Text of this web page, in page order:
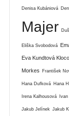
Denisa Kubániová
Majer
Eliška Svobodová
Eva Kundtová
Morkes František
Hana Dufková Hana
Irena Kalhousová
Jakub Jelínek Jakub